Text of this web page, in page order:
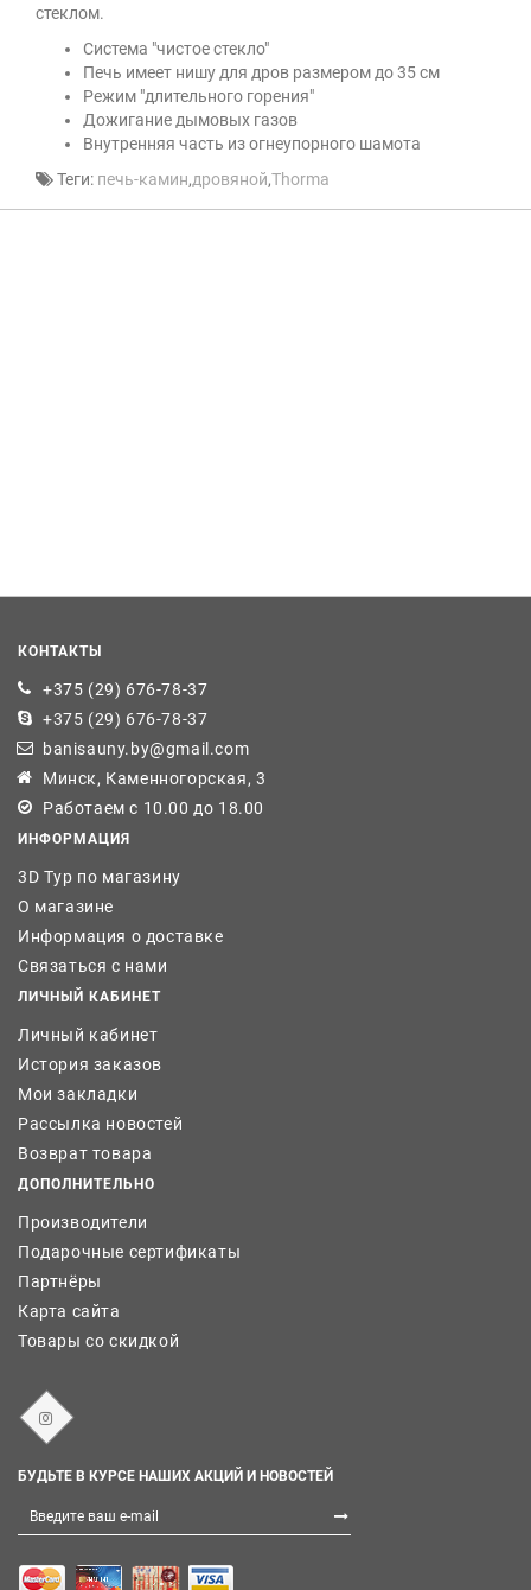
стеклом.
Система "чистое стекло"
Печь имеет нишу для дров размером до 35 см
Режим "длительного горения"
Дожигание дымовых газов
Внутренняя часть из огнеупорного шамота
Теги: печь-камин,дровяной,Thorma
КОНТАКТЫ
+375 (29) 676-78-37
+375 (29) 676-78-37
banisauny.by@gmail.com
Минск, Каменногорская, 3
Работаем с 10.00 до 18.00
ИНФОРМАЦИЯ
3D Тур по магазину
О магазине
Информация о доставке
Связаться с нами
ЛИЧНЫЙ КАБИНЕТ
Личный кабинет
История заказов
Мои закладки
Рассылка новостей
Возврат товара
ДОПОЛНИТЕЛЬНО
Производители
Подарочные сертификаты
Партнёры
Карта сайта
Товары со скидкой
БУДЬТЕ В КУРСЕ НАШИХ АКЦИЙ И НОВОСТЕЙ